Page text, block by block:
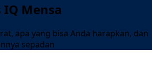
IQ Mensa
apa yang bisa Anda harapkan, dan
sepadan